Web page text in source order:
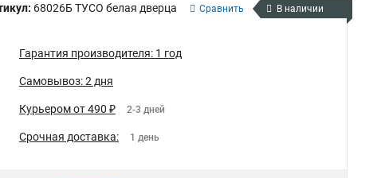
68026Б ТУСО белая дверца Сравнить В наличии
Гарантия производителя: 1 год
Самовывоз: 2 дня
Курьером от 490 ₽ 2-3 дней
Срочная доставка: 1 день